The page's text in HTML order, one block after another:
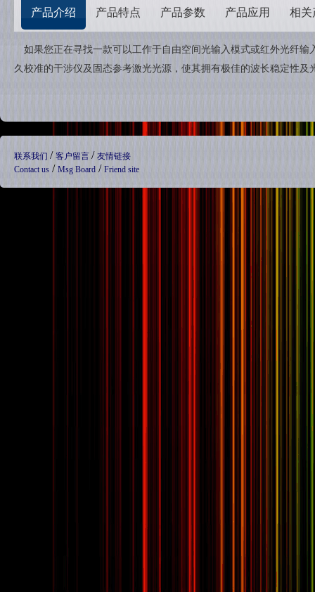
产品介绍 产品特点 产品参数 产品应用 相关
如果您正在寻找一款可以工作于自由空间光输入模式或红外光纤
久校准的干涉仪及固态参考激光光源，使其拥有极佳的波长稳定性
联系我们 / 客户留言 / 友情链接
Contact us / Msg Board / Friend site